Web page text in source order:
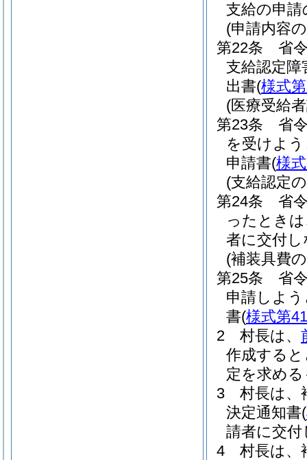
支給の申
(申請内容
第22条
省
支給認定障
出書(様式
(医療受給
第23条
省
を受けよ
申請書(様
(支給認定
第24条
省
ったとき
者に交付
(補装具費
第25条
省
申請しよ
書(様式第
2
村長は、
作成する
定を求め
3
村長は、
決定通知書(
請者に交
4
村長は、